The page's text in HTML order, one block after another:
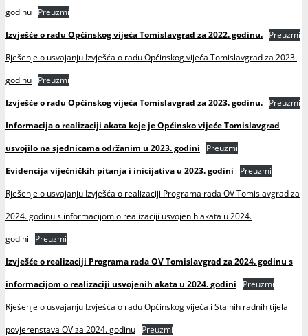
godinu Preuzmi
Izvješće o radu Općinskog vijeća Tomislavgrad za 2022. godinu. Preuzmi
Rješenje o usvajanju Izvješća o radu Općinskog vijeća Tomislavgrad za 2023.
godinu Preuzmi
Izvješće o radu Općinskog vijeća Tomislavgrad za 2023. godinu. Preuzmi
Informacija o realizaciji akata koje je Općinsko vijeće Tomislavgrad
usvojilo na sjednicama održanim u 2023. godini
Preuzmi
Evidencija vijećničkih pitanja i inicijativa u 2023. godini
Preuzmi
Rješenje o usvajanju Izvješća o realizaciji Programa rada OV Tomislavgrad za
2024. godinu s informacijom o realizaciji usvojenih akata u 2024.
godini
Preuzmi
Izvješće o realizaciji Programa rada OV Tomislavgrad za 2024. godinu s
informacijom o realizaciji usvojenih akata u 2024. godini
Preuzmi
Rješenje o usvajanju Izvješća o radu Općinskog vijeća i Stalnih radnih tijela
povjerenstava OV za 2024. godinu Preuzmi